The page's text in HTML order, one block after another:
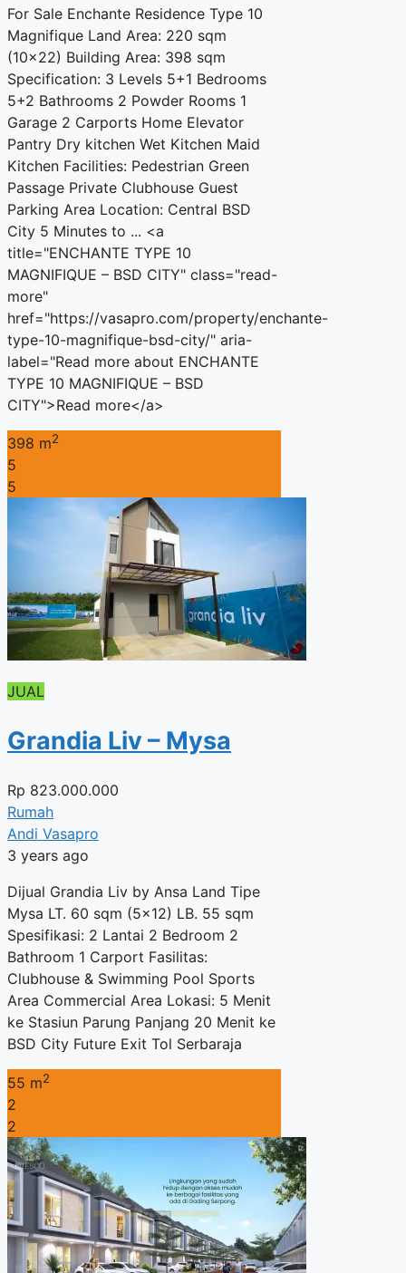
For Sale Enchante Residence Type 10
Magnifique Land Area: 220 sqm
(10×22) Building Area: 398 sqm
Specification: 3 Levels 5+1 Bedrooms
5+2 Bathrooms 2 Powder Rooms 1
Garage 2 Carports Home Elevator
Pantry Dry kitchen Wet Kitchen Maid
Kitchen Facilities: Pedestrian Green
Passage Private Clubhouse Guest
Parking Area Location: Central BSD
City 5 Minutes to ... <a
title="ENCHANTE TYPE 10
MAGNIFIQUE – BSD CITY" class="read-
more"
href="https://vasapro.com/property/enchante-
type-10-magnifique-bsd-city/" aria-
label="Read more about ENCHANTE
TYPE 10 MAGNIFIQUE – BSD
CITY">Read more</a>
398 m2
5
5
JUAL
Grandia Liv – Mysa
Rp 823.000.000
Rumah
Andi Vasapro
3 years ago
Dijual Grandia Liv by Ansa Land Tipe
Mysa LT. 60 sqm (5×12) LB. 55 sqm
Spesifikasi: 2 Lantai 2 Bedroom 2
Bathroom 1 Carport Fasilitas:
Clubhouse & Swimming Pool Sports
Area Commercial Area Lokasi: 5 Menit
ke Stasiun Parung Panjang 20 Menit ke
BSD City Future Exit Tol Serbaraja
55 m2
2
2